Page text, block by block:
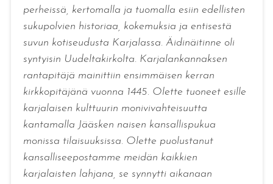
perheissä, kertomalla ja tuomalla esiin edellisten
sukupolvien historiaa, kokemuksia ja entisestä
suvun kotiseudusta Karjalassa. Äidinäitinne oli
syntyisin Uudeltakirkolta. Karjalankannaksen
rantapitäjä mainittiin ensimmäisen kerran
kirkkopitäjänä vuonna 1445. Olette tuoneet esille
karjalaisen kulttuurin monivivahteisuutta
kantamalla Jääsken naisen kansallispukua
monissa tilaisuuksissa. Olette puolustanut
kansalliseepostamme meidän kaikkien
karjalaisten lahjana, se synnytti aikanaan